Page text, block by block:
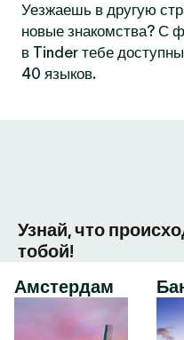
Уезжаешь в другую
новые знакомства? С
в Tinder тебе
40 языков.
Узнай, что
тобой!
Амстердам